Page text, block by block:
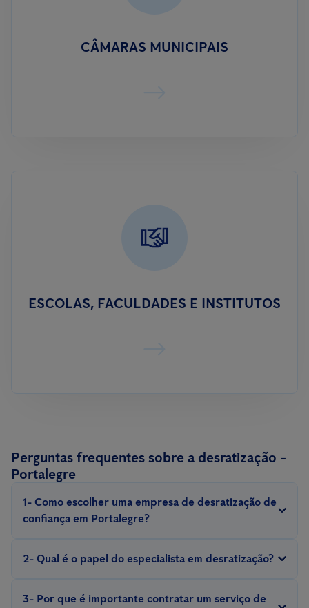
CÂMARAS MUNICIPAIS
ESCOLAS, FACULDADES E INSTITUTOS
Perguntas frequentes sobre a desratização -
Portalegre
1- Como escolher uma empresa de desratização de
confiança em Portalegre?
ofereçam garantias para o serviço.
2- Qual é o papel do especialista em desratização?
3- Por que é importante contratar um serviço de